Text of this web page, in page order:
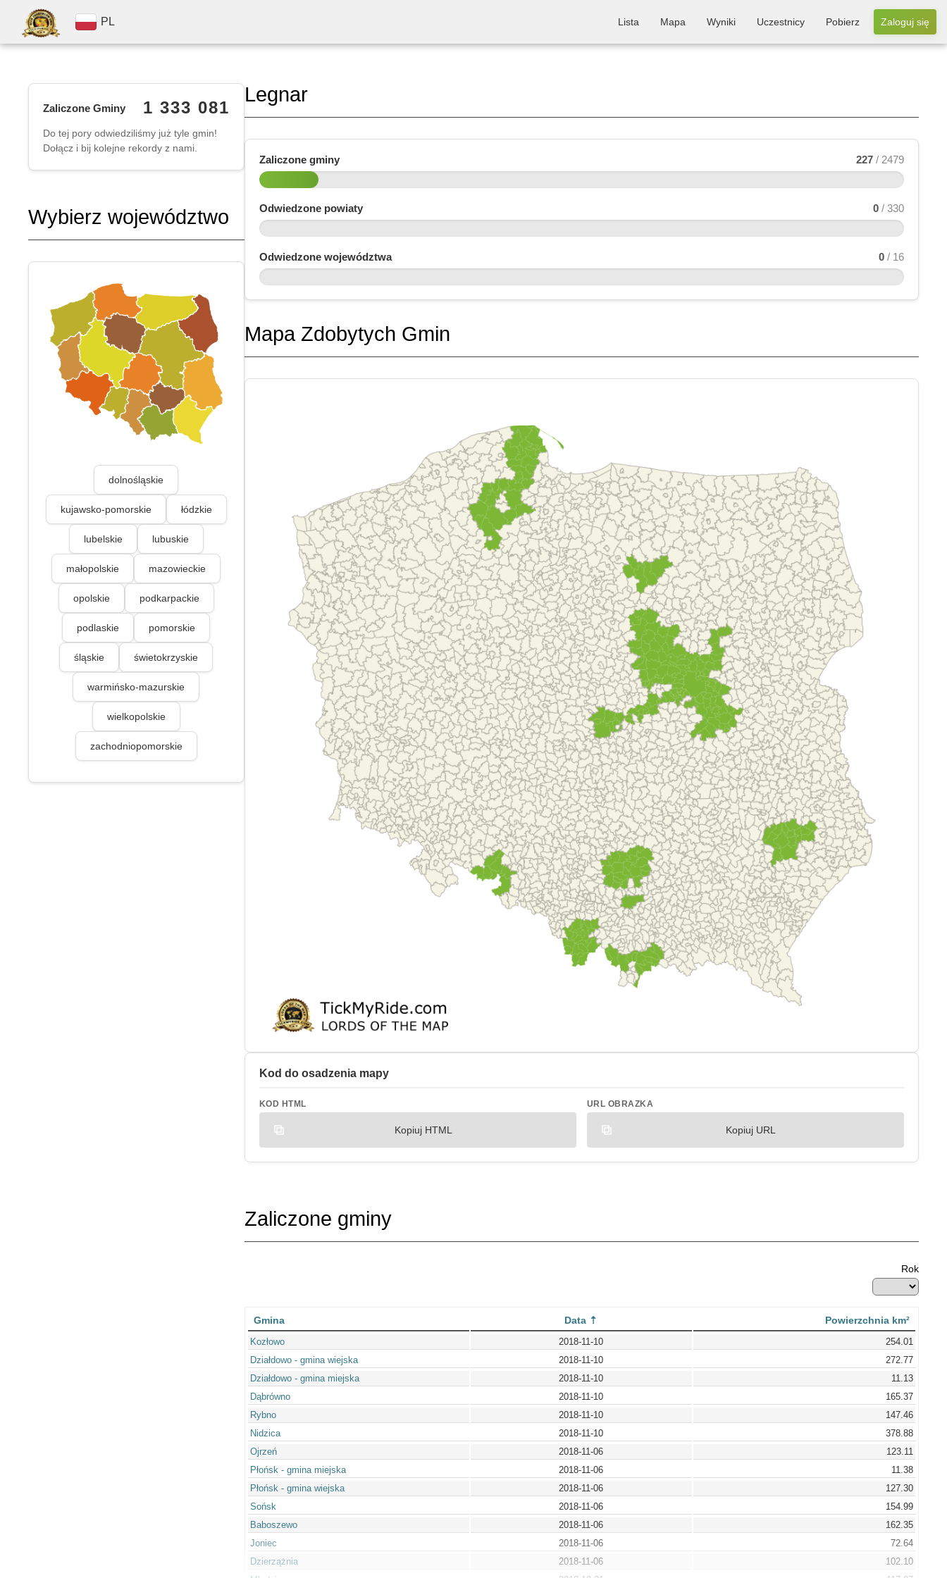
PL Lista Mapa Wyniki Uczestnicy Pobierz Zaloguj się
Zaliczone Gminy 1 333 081
Do tej pory odwiedziliśmy już tyle gmin!
Dołącz i bij kolejne rekordy z nami.
Wybierz województwo
dolnośląskie
kujawsko-pomorskie łódzkie
lubelskie lubuskie
małopolskie mazowieckie
opolskie podkarpackie
podlaskie pomorskie
śląskie świetokrzyskie
warmińsko-mazurskie
wielkopolskie
zachodniopomorskie
Legnar
Zaliczone gminy 227 / 2479
Odwiedzone powiaty 0 / 330
Odwiedzone województwa 0 / 16
Mapa Zdobytych Gmin
Kod do osadzenia mapy
KOD HTML
Kopiuj HTML
URL OBRAZKA
Kopiuj URL
Zaliczone gminy
Rok
Gmina Data Powierzchnia km²
Kozłowo 2018-11-10
254.01
Działdowo - gmina wiejska
2018-11-10
272.77
Działdowo - gmina miejska
2018-11-10
11.13
Dąbrówno
2018-11-10
165.37
Rybno
2018-11-10
147.46
Nidzica
2018-11-10
378.88
Ojrzeń
2018-11-06
123.11
Płońsk - gmina miejska
2018-11-06
11.38
Płońsk - gmina wiejska
2018-11-06
127.30
Sońsk
2018-11-06
154.99
Baboszewo
2018-11-06
162.35
Joniec
2018-11-06
72.64
Dzierzążnia
2018-11-06
102.10